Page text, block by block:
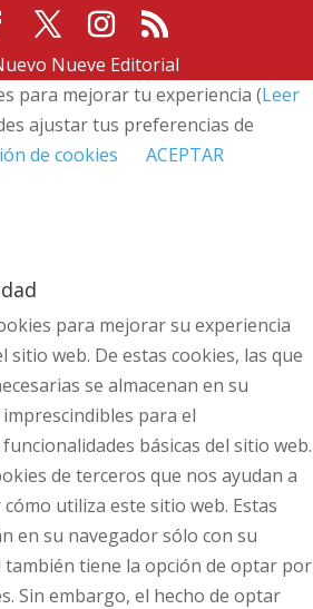
Nueve Editorial
para mejorar tu experiencia (Leer
ajustar tus preferencias de
de cookies
ACEPTAR
para mejorar su experiencia
web. De estas cookies, las que
se almacenan en su
para el
básicas del sitio web.
de terceros que nos ayudan a
utiliza este sitio web. Estas
en su navegador sólo con su
tiene la opción de optar por
Sin embargo, el hecho de optar